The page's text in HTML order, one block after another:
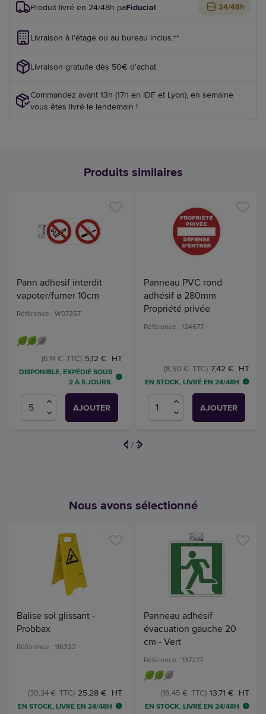
Produit livré en 24/48h parFiducial 24/48h
Livraison à l'étage ou au bureau inclus.**
Livraison gratuite dès 50€ d'achat
Commandez avant 13h (17h en IDF et Lyon), en semaine
vous êtes livré le lendemain !
Produits similaires
Pann adhesif interdit
vapoter/fumer 10cm
Référence : W07357
5,12 € HT
(6,14 € TTC)
DISPONIBLE, EXPÉDIÉ SOUS
2 À 5 JOURS.
AJOUTER
Panneau PVC rond
adhésif ø 280mm
Propriété privée
Référence : 124677
7,42 € HT
(8,90 € TTC)
EN STOCK, LIVRÉ EN 24/48H
AJOUTER
1 / 7
Nous avons sélectionné
Balise sol glissant -
Probbax
Référence : 116322
25,28 € HT
(30,34 € TTC)
EN STOCK, LIVRÉ EN 24/48H
Panneau adhésif
évacuation gauche 20
cm - Vert
Référence : 137277
13,71 € HT
(16,45 € TTC)
EN STOCK, LIVRÉ EN 24/48H